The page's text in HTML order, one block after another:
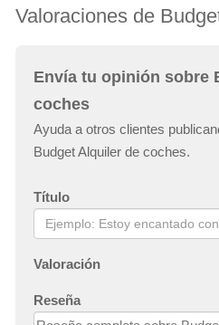
Valoraciones de
Envía tu opinión sobre
coches
Ayuda a otros clientes
Budget Alquiler de coches.
Título
Valoración
Reseña